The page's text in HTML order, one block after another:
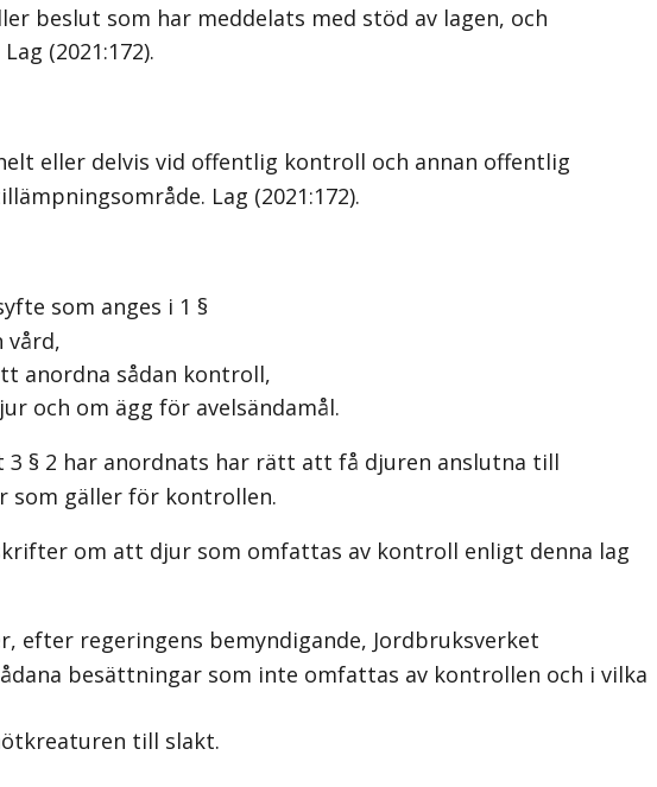
beslut som har meddelats med stöd av lagen, och
Lag (2021:172).
eller delvis vid offentlig kontroll och annan offentlig
Lag (2021:172).
som anges i 1 §
vård,
anordna sådan kontroll,
och om ägg för avelsändamål.
§ 2 har anordnats har rätt att få djuren anslutna till
som gäller för kontrollen.
om att djur som omfattas av kontroll enligt denna lag
regeringens bemyndigande, Jordbruksverket
besättningar som inte omfattas av kontrollen och i vilka
till slakt.